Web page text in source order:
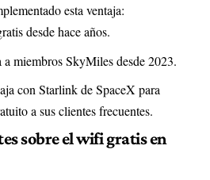
esta ventaja:
desde hace años.
miembros SkyMiles desde 2023.
con Starlink de SpaceX para
a sus clientes frecuentes.
sobre el wifi gratis en